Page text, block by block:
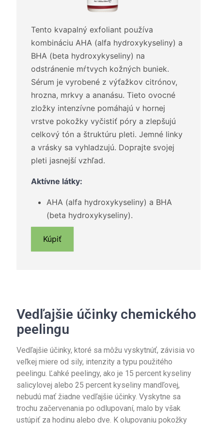
Tento kvapalný exfoliant používa
kombináciu AHA (alfa hydroxykyseliny) a
BHA (beta hydroxykyseliny) na
odstránenie mŕtvych kožných buniek.
Sérum je vyrobené z výťažkov citrónov,
hrozna, mrkvy a ananásu. Tieto ovocné
zložky intenzívne pomáhajú v hornej
vrstve pokožky vyčistiť póry a zlepšujú
celkový tón a štruktúru pleti. Jemné linky
a vrásky sa vyhladzujú. Doprajte svojej
pleti jasnejší vzhľad.
Aktívne látky:
AHA (alfa hydroxykyseliny) a BHA
(beta hydroxykyseliny).
Kúpiť
Vedľajšie účinky chemického
peelingu
Vedľajšie účinky, ktoré sa môžu vyskytnúť, závisia vo
veľkej miere od sily, intenzity a typu použitého
peelingu. Ľahké peelingy, ako je 15 percent kyseliny
salicylovej alebo 25 percent kyseliny mandľovej,
nebudú mať žiadne vedľajšie účinky. Vyskytne sa
trochu začervenania po odlupovaní, malo by však
ustúpiť za hodinu alebo dve. K olupovaniu pokožky